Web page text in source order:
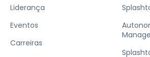
Liderança
Eventos
Carreiras